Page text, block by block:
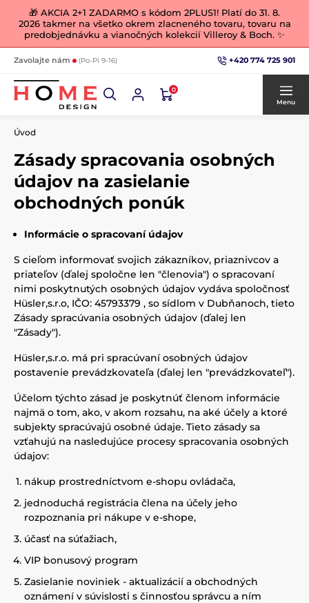
🎁 AKCIA 2+1 ZADARMO s kódom 2PLUS1! Platí do 31. 8.
2026 takmer na všetko okrem zlacneného tovaru, tovaru na
predobjednávku a vianočných kolekcií Villeroy & Boch. ✨
Zavolajte nám (Po-Pi 9-16) +420 774 725 901
0
Menu
Úvod
Zásady spracovania osobných
údajov na zasielanie
obchodných ponúk
Informácie o spracovaní údajov
S cieľom informovať svojich zákazníkov, priaznivcov a
priateľov (ďalej spoločne len "členovia") o spracovaní
nimi poskytnutých osobných údajov vydáva spoločnosť
Hüsler,s.r.o, IČO: 45793379 , so sídlom v Dubňanoch, tieto
Zásady spracúvania osobných údajov (ďalej len
"Zásady").
Hüsler,s.r.o. má pri spracúvaní osobných údajov
postavenie prevádzkovateľa (ďalej len "prevádzkovateľ").
Účelom týchto zásad je poskytnúť členom informácie
najmä o tom, ako, v akom rozsahu, na aké účely a ktoré
subjekty spracúvajú osobné údaje. Tieto zásady sa
vzťahujú na nasledujúce procesy spracovania osobných
údajov:
nákup prostredníctvom e-shopu ovládača,
jednoduchá registrácia člena na účely jeho
rozpoznania pri nákupe v e-shope,
účasť na súťažiach,
VIP bonusový program
Zasielanie noviniek - aktualizácií a obchodných
oznámení v súvislosti s činnosťou správcu a ním